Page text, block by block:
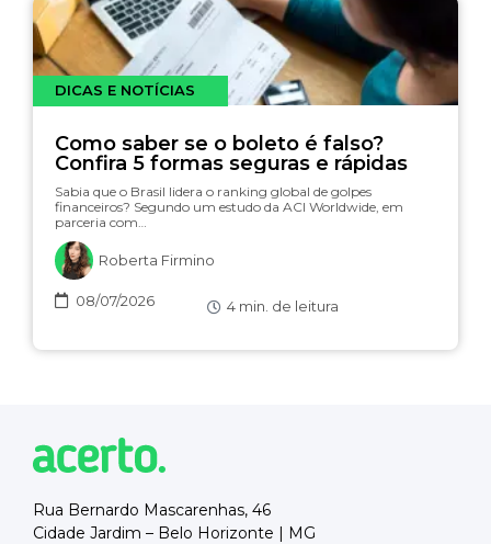
DICAS E NOTÍCIAS
Como saber se o boleto é falso?
Confira 5 formas seguras e rápidas
Sabia que o Brasil lidera o ranking global de golpes
financeiros? Segundo um estudo da ACI Worldwide, em
parceria com…
Roberta Firmino
08/07/2026 4 min. de leitura
Rua Bernardo Mascarenhas, 46
Cidade Jardim – Belo Horizonte | MG